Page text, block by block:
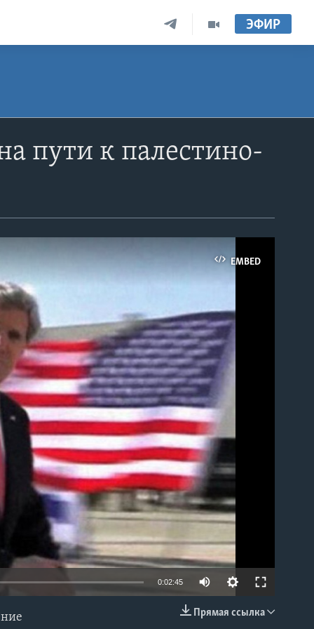
ЭФИР
пути к палестино-
EMBED
0:02:45
Прямая ссылка